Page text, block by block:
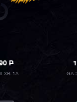
P
1A GA-